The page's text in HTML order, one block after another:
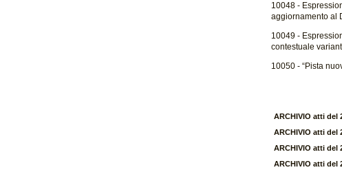
10048 -
aggiornamento al
10049 -
contestuale
10050 - “Pista
ARCHIVIO atti del
ARCHIVIO atti del
ARCHIVIO atti del
ARCHIVIO atti del